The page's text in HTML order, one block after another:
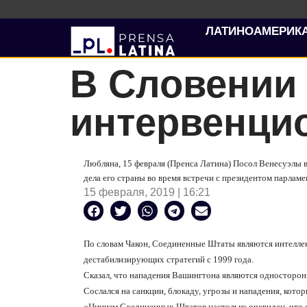
В Словении
Любляна, 15 февраля (Пренса Латина) Посол
дела его страны во время встречи с президентом
15 февраля, 2019 | 16:21
По словам Чакон, Соединенные Штаты являются
дестабилизирующих стратегий с 1999 года.
Сказал, что нападения Вашингтона являются
Сослался на санкции, блокаду, угрозы и нападения,